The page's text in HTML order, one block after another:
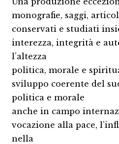
monografie, saggi,
conservati e studiati
interezza, integrità e
l’altezza
politica, morale e
sviluppo coerente del
politica e morale
anche in campo
vocazione alla pace,
nella